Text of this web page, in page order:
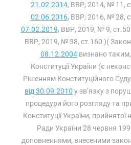
21.02.2014, ВВР, 2014, № 11,
02.06.2016, ВВР, 2016, № 28,
07.02.2019, ВВР, 2019, № 9, ст.50
ВВР, 2019, № 38, ст.160 )( Закон
08.12.2004визнано таким,
Конституції України (є
Рішенням Конституційного
від 30.09.2010 у зв’язку з
процедури його розгляду та
Конституції України, прийнятої
Ради України 28 червня
доповненнями, внесеними